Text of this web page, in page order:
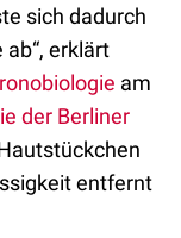
sich dadurch
erklärt
am
der Berliner
entfernt